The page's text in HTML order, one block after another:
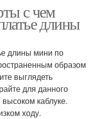
с чем
длины
длины мини по
образом
выглядеть
для данного
каблуке.
ходу.